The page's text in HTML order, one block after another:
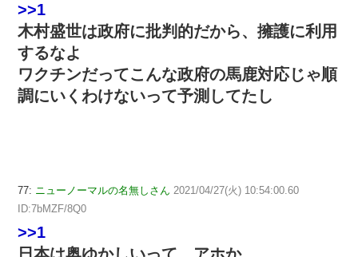
>>1
木村盛世は政府に批判的だから、擁護に利用
するなよ
ワクチンだってこんな政府の馬鹿対応じゃ順
調にいくわけないって予測してたし
77: ニューノーマルの名無しさん 2021/04/27(火) 10:54:00.60
ID:7bMZF/8Q0
>>1